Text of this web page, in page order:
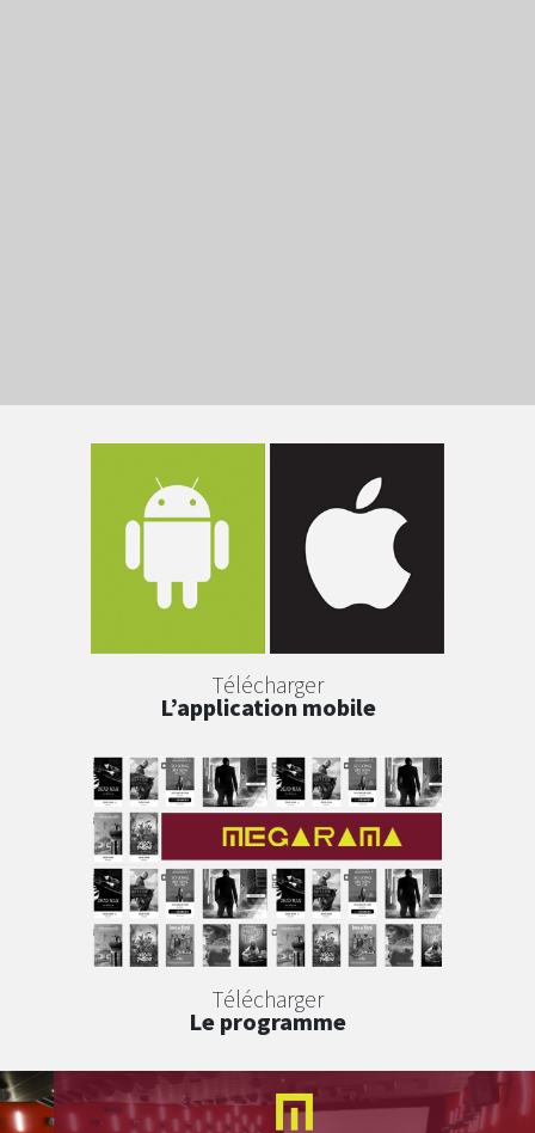
Télécharger
L’application mobile
Télécharger
Le programme